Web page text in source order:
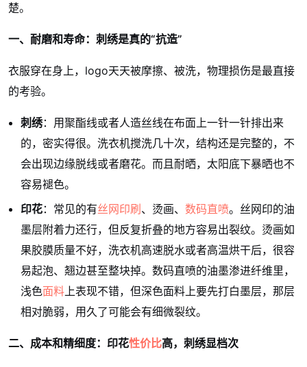
楚。
一、耐磨和寿命：刺绣是真的“抗造”
衣服穿在身上，logo天天被摩擦、被洗，物理损伤是最直接
的考验。
刺绣：用聚酯线或者人造丝线在布面上一针一针排出来
的，密实得很。洗衣机搅洗几十次，结构还是完整的，不
会出现边缘脱线或者磨花。而且耐晒，太阳底下暴晒也不
容易褪色。
印花：常见的有丝网印刷 、烫画、 数码直喷。丝网印的油
墨层附着力还行，但反复折叠的地方容易出裂纹。烫画如
果胶膜质量不好，洗衣机高速脱水或者高温烘干后，很容
易起泡、翘边甚至整块掉。数码直喷的油墨渗进纤维里，
浅色面料上表现不错，但深色面料上要先打白墨层，那层
相对脆弱，用久了可能会有细微裂纹。
二、成本和精细度：印花性价比高，刺绣显档次